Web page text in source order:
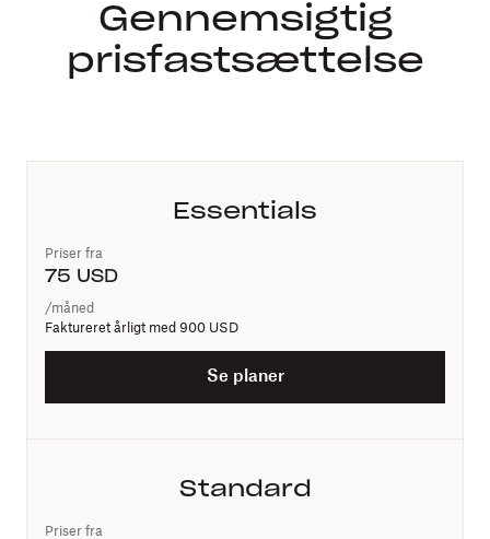
Gennemsigtig
prisfastsættelse
Essentials
Priser fra
75 USD
/måned
Faktureret årligt med 900 USD
Se planer
Standard
Priser fra